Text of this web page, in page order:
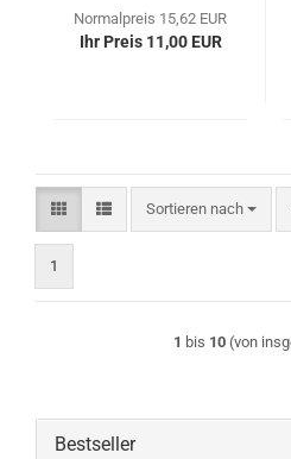
LD20 - M20
Normalpreis 15,62 EUR
Ihr Preis 11,00 EUR
Sortieren nach
Sortieren nach
1
1 bis 10 (von
Bestseller